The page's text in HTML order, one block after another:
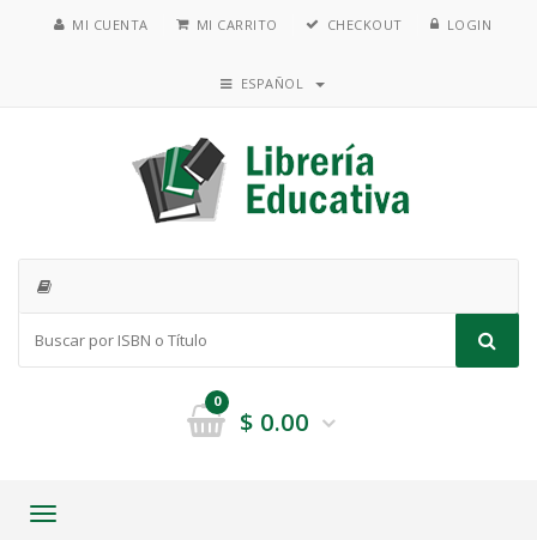
MI CUENTA MI CARRITO CHECKOUT LOGIN
ESPAÑOL
0
$ 0.00
Toggle